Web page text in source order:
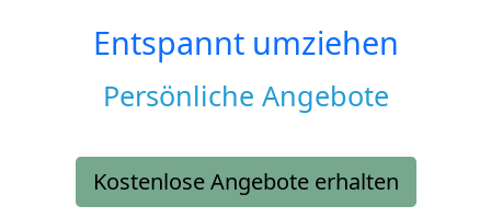
Entspannt umziehen
Persönliche Angebote
Kostenlose Angebote erhalten